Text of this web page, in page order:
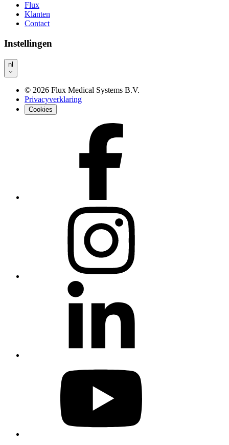
Flux
Klanten
Contact
Instellingen
nl
© 2026 Flux Medical Systems B.V.
Privacyverklaring
Cookies